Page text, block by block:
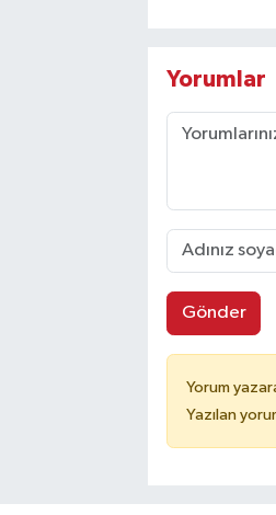
Yorumlar
Gönder
Yorum
Yazılan